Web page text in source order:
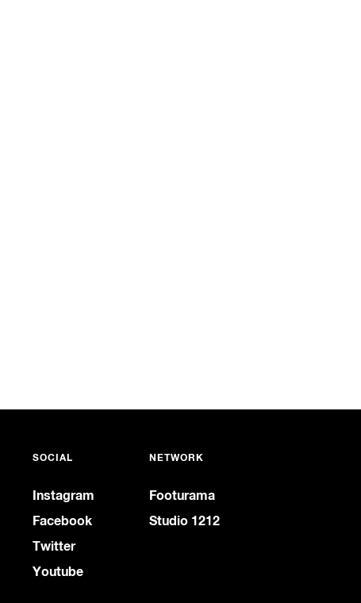
SOCIAL
Instagram
Facebook
Twitter
Youtube
NETWORK
Footurama
Studio 1212